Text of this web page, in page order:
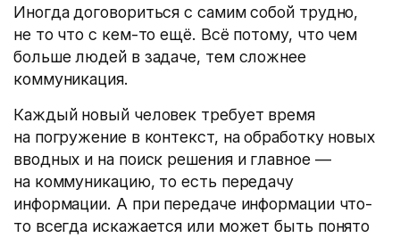
Иногда договориться с самим собой трудно,
не то что с кем-то ещё. Всё потому, что чем
больше людей в задаче, тем сложнее
коммуникация.
Каждый новый человек требует время
на погружение в контекст, на обработку новых
вводных и на поиск решения и главное —
на коммуникацию, то есть передачу
информации. А при передаче информации что-
то всегда искажается или может быть понято